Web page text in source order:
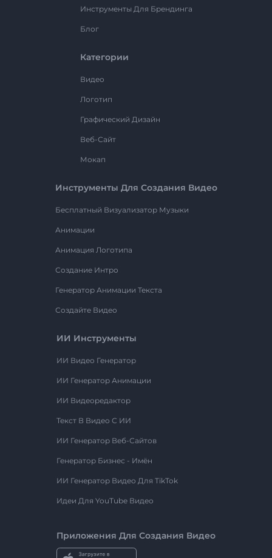
Инструменты Для Брендинга
Блог
Категории
Видео
Логотип
Графический Дизайн
Веб-Сайт
Мокап
Инструменты Для Создания Видео
Бесплатный Визуализатор Музыки
Анимации
Анимация Логотипа
Создание Интро
Генератор Анимации Текста
Создайте Видео
ИИ Инструменты
ИИ Видео Генератор
ИИ Генератор Анимации
ИИ Видеоредактор
Текст В Видео С ИИ
ИИ Генератор Веб-Сайтов
Генератор Бизнес - Имён
ИИ Генератор Видео Для TikTok
Идеи Для YouTube Видео
Приложения Для Создания Видео